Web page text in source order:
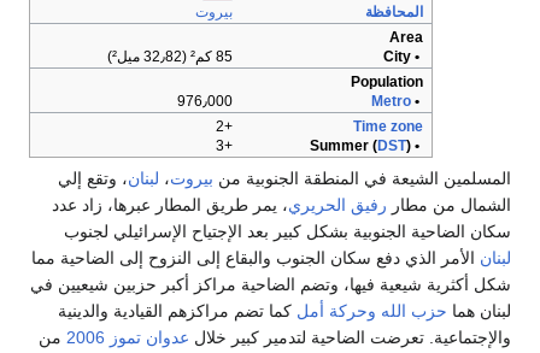
المحافظة
بيروت
Area
• City
85 كم² (32٫82 ميل²)
Population
•
Metro
976٫000
Time zone
+2
• Summer (
DST)
+3
المسلمين الشيعة في المنطقة الجنوبية من بيروت، لبنان، وتقع إلي
الشمال من مطار رفيق الحريري، يمر طريق المطار عبرها، زاد عدد
سكان الضاحية الجنوبية بشكل كبير بعد الإجتياح الإسرائيلي لجنوب
لبنان الأمر الذي دفع سكان الجنوب والبقاع إلى النزوح إلى الضاحية مما
شكل أكثرية شيعية فيها، وتضم الضاحية مراكز أكبر حزبين شيعيين في
لبنان هما حزب الله وحركة أمل كما تضم مراكزهم القيادية والدينية
والإجتماعية. تعرضت الضاحية لتدمير كبير خلال عدوان تموز 2006
من